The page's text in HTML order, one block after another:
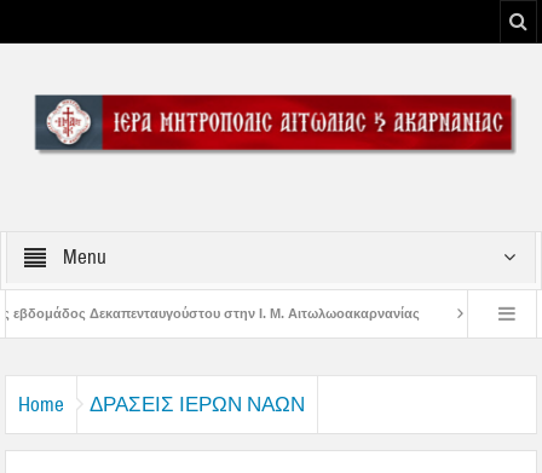
Menu
στην Ι. Μ. Αιτωλωοακαρνανίας Μήνυμα Σεβασμιωτάτου Μητροπολίτου
Home ΔΡΑΣΕΙΣ ΙΕΡΩΝ ΝΑΩΝ